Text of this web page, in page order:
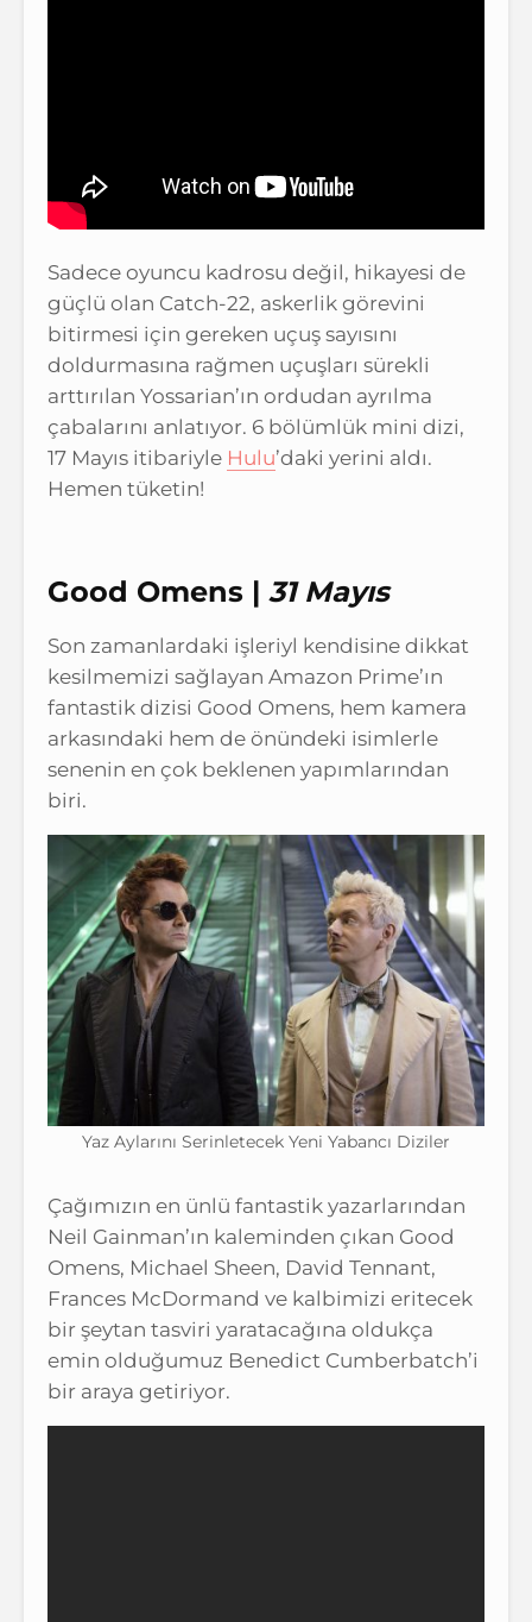
Sadece oyuncu kadrosu değil, hikayesi de
güçlü olan Catch-22, askerlik görevini
bitirmesi için gereken uçuş sayısını
doldurmasına rağmen uçuşları sürekli
arttırılan Yossarian’ın ordudan ayrılma
çabalarını anlatıyor. 6 bölümlük mini dizi,
17 Mayıs itibariyle Hulu’daki yerini aldı.
Hemen tüketin!
Good Omens | 31 Mayıs
Son zamanlardaki işleriyl kendisine dikkat
kesilmemizi sağlayan Amazon Prime’ın
fantastik dizisi Good Omens, hem kamera
arkasındaki hem de önündeki isimlerle
senenin en çok beklenen yapımlarından
biri.
Yaz Aylarını Serinletecek Yeni Yabancı Diziler
Çağımızın en ünlü fantastik yazarlarından
Neil Gainman’ın kaleminden çıkan Good
Omens, Michael Sheen, David Tennant,
Frances McDormand ve kalbimizi eritecek
bir şeytan tasviri yaratacağına oldukça
emin olduğumuz Benedict Cumberbatch’i
bir araya getiriyor.